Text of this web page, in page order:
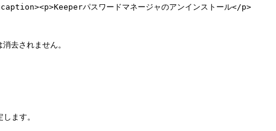
パスワードマネージャのアンインストール</p>
去されません。
ます。